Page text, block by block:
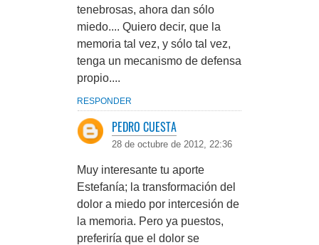
tenebrosas, ahora dan sólo
miedo.... Quiero decir, que la
memoria tal vez, y sólo tal vez,
tenga un mecanismo de defensa
propio....
RESPONDER
PEDRO CUESTA
28 de octubre de 2012, 22:36
Muy interesante tu aporte
Estefanía; la transformación del
dolor a miedo por intercesión de
la memoria. Pero ya puestos,
preferiría que el dolor se